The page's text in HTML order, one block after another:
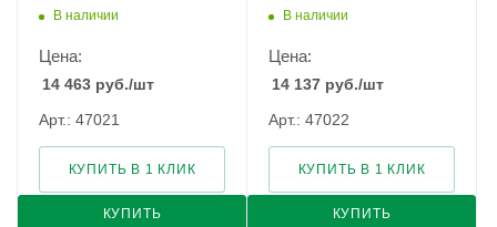
В наличии
Цена:
14 463 руб./шт
Арт.: 47021
КУПИТЬ
КУПИТЬ В 1 КЛИК
В наличии
Цена:
14 137 руб./шт
Арт.: 47022
КУПИТЬ
КУПИТЬ В 1 КЛИК